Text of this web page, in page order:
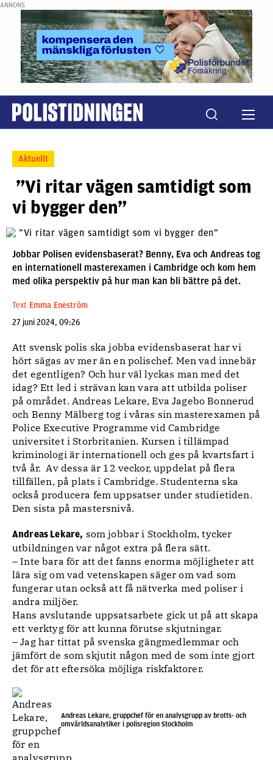
ANNONS
Aktuellt
”Vi ritar vägen samtidigt som
vi bygger den”
Jobbar Polisen evidensbaserat? Benny, Eva och Andreas tog
en internationell masterexamen i Cambridge och kom hem
med olika perspektiv på hur man kan bli bättre på det.
Text Emma Eneström
27 juni 2024, 09:26
Att svensk polis ska jobba evidensbaserat har vi
hört sägas av mer än en polischef. Men vad innebär
det egentligen? Och hur väl lyckas man med det
idag? Ett led i strävan kan vara att utbilda poliser
på området. Andreas Lekare, Eva Jagebo Bonnerud
och Benny Mälberg tog i våras sin masterexamen på
Police Executive Programme vid Cambridge
universitet i Storbritanien. Kursen i tillämpad
kriminologi är internationell och ges på kvartsfart i
två år. Av dessa är 12 veckor, uppdelat på flera
tillfällen, på plats i Cambridge. Studenterna ska
också producera fem uppsatser under studietiden.
Den sista på mastersnivå.
Andreas Lekare, som jobbar i Stockholm, tycker
utbildningen var något extra på flera sätt.
– Inte bara för att det fanns enorma möjligheter att
lära sig om vad vetenskapen säger om vad som
fungerar utan också att få nätverka med poliser i
andra miljöer.
Hans avslutande uppsatsarbete gick ut på att skapa
ett verktyg för att kunna förutse skjutningar.
– Jag har tittat på svenska gängmedlemmar och
jämfört de som skjutit någon med de som inte gjort
det för att eftersöka möjliga riskfaktorer.
Andreas Lekare, gruppchef för en analysgrupp av brotts- och
omvärldsanalytiker i polisregion Stockholm